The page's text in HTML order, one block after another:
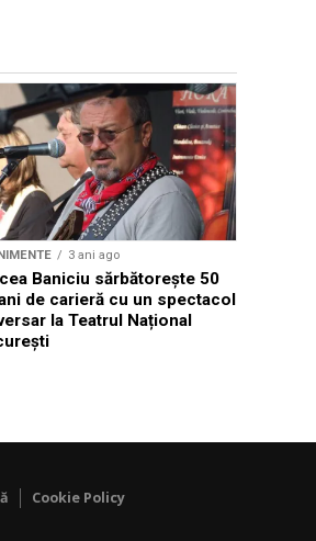
3 ani ago
Baniciu sărbătorește 50
de carieră cu un spectacol
la Teatrul Național
Cookie Policy